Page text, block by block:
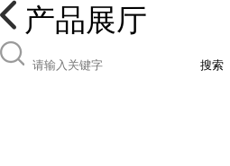
产品展厅
搜索